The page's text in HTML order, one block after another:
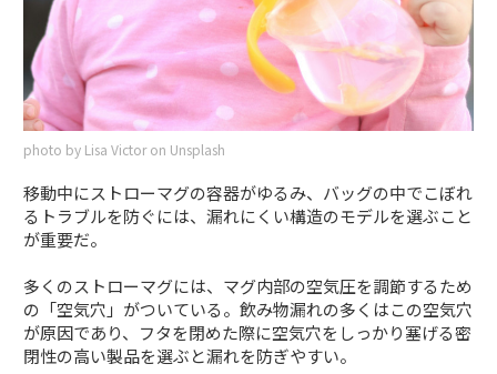
photo by Lisa Victor on Unsplash
移動中にストローマグの容器がゆるみ、バッグの中でこぼれ
るトラブルを防ぐには、漏れにくい構造のモデルを選ぶこと
が重要だ。
多くのストローマグには、マグ内部の空気圧を調節するため
の「空気穴」がついている。飲み物漏れの多くはこの空気穴
が原因であり、フタを閉めた際に空気穴をしっかり塞げる密
閉性の高い製品を選ぶと漏れを防ぎやすい。